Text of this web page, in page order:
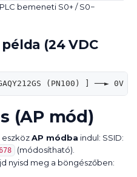
bemeneti S0+ / S0−
(24 VDC
(AP mód)
eszközAP módba indul: SSID:
(módosítható).
nyisd meg a böngészőben: